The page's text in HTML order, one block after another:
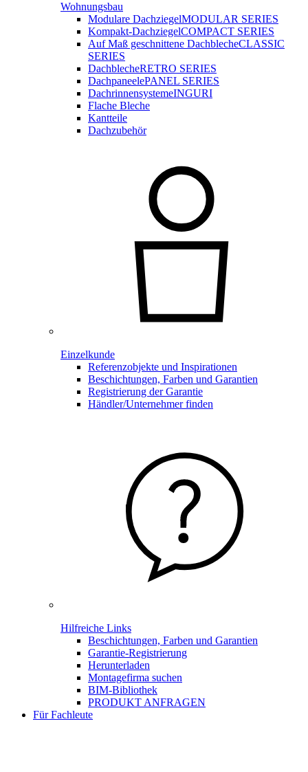
Wohnungsbau
Modulare DachziegelMODULAR SERIES
Kompakt-DachziegelCOMPACT SERIES
Auf Maß geschnittene DachblecheCLASSIC
SERIES
DachblecheRETRO SERIES
DachpaneelePANEL SERIES
DachrinnensystemeINGURI
Flache Bleche
Kantteile
Dachzubehör
Einzelkunde
Referenzobjekte und Inspirationen
Beschichtungen, Farben und Garantien
Registrierung der Garantie
Händler/Unternehmer finden
Hilfreiche Links
Beschichtungen, Farben und Garantien
Garantie-Registrierung
Herunterladen
Montagefirma suchen
BIM-Bibliothek
PRODUKT ANFRAGEN
Für Fachleute